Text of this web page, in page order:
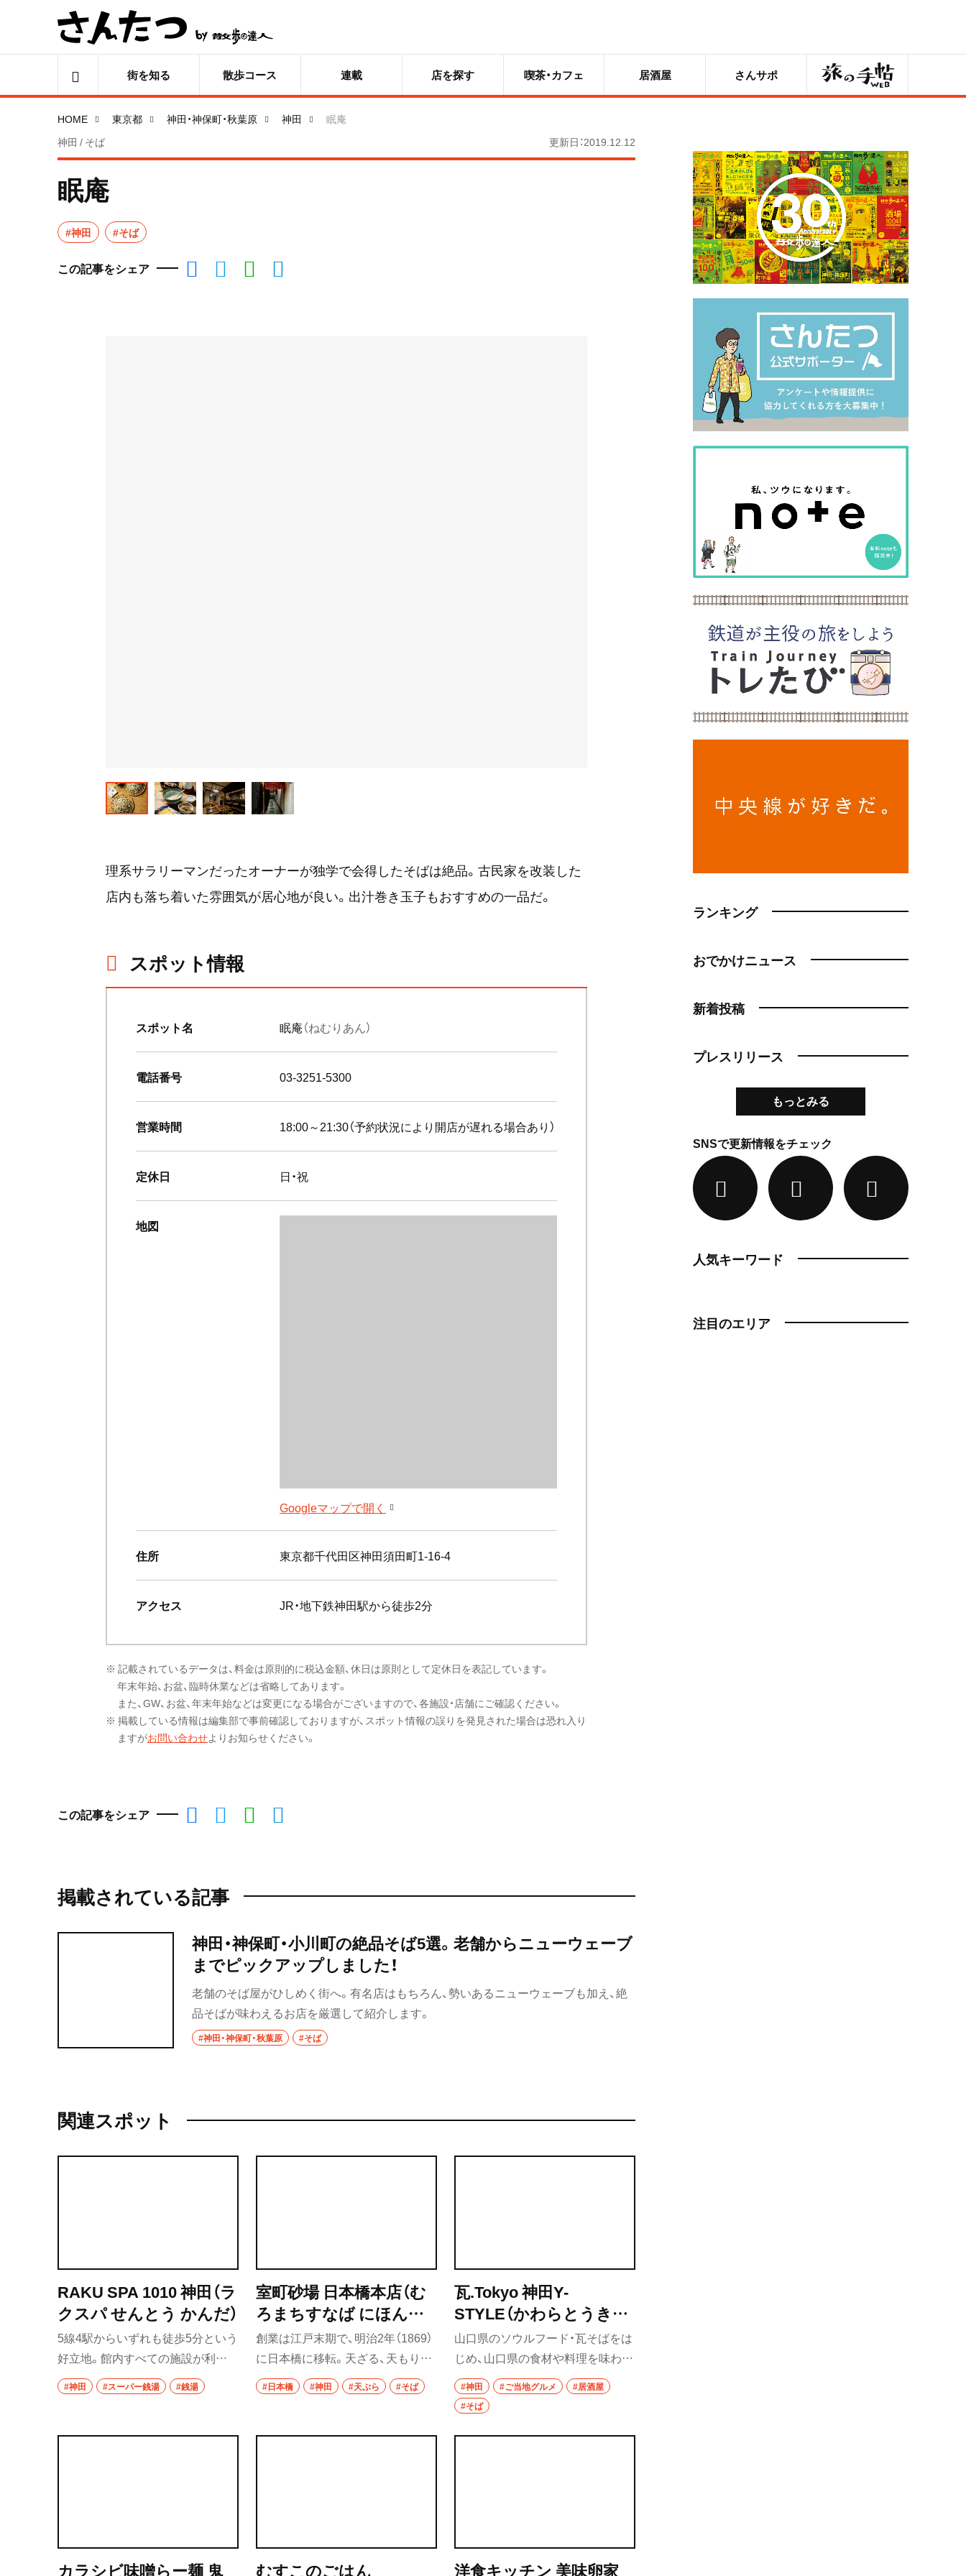
街を知る 散歩コース 連載 店を探す 喫茶・カフェ 居酒屋 さんサポ 旅の手帖
HOME 東京都 神田・神保町・秋葉原 神田
眠庵
神田 / そば
更新日：2019.12.12
眠庵
#神田 #そば
この記事をシェア
理系サラリーマンだったオーナーが独学で会得したそばは絶品。古民家を改装した
店内も落ち着いた雰囲気が居心地が良い。出汁巻き玉子もおすすめの一品だ。
スポット情報
スポット名 眠庵（ねむりあん）
電話番号 03-3251-5300
営業時間 18:00～21:30（予約状況により開店が遅れる場合あり）
定休日 日・祝
地図
Googleマップで開く
住所 東京都千代田区神田須田町1-16-4
アクセス JR・地下鉄神田駅から徒歩2分
※ 記載されているデータは、料金は原則的に税込金額、休日は原則として定休日を表記しています。
年末年始、お盆、臨時休業などは省略してあります。
また、GW、お盆、年末年始などは変更になる場合がございますので、各施設・店舗にご確認ください。
※ 掲載している情報は編集部で事前確認しておりますが、スポット情報の誤りを発見された場合は恐れ入り
ますがお問い合わせよりお知らせください。
この記事をシェア
掲載されている記事
神田・神保町・小川町の絶品そば5選。老舗からニューウェーブ
までピックアップしました！
老舗のそば屋がひしめく街へ。有名店はもちろん、勢いあるニューウェーブも加え、絶
品そばが味わえるお店を厳選して紹介します。
#神田・神保町・秋葉原 #そば
関連スポット
RAKU SPA 1010 神田（ラ
クスパ せんとう かんだ）
5線4駅からいずれも徒歩5分という
好立地。館内すべての施設が利用
できるRAKU SPAコースのほか、風
呂やサウナだけを利用するコース
て使い分けができる。多目的に利
#神田 #スーパー銭湯 #銭湯
室町砂場 日本橋本店（む
ろまちすなば にほんば
しほんてん）
創業は江戸末期で、明治2年（1869）
に日本橋に移転。天ざる、天もりが
発祥した店としても知られ、そばつ
ゆに浸った天ぷらとそばの絶妙な
めだ。
#日本橋 #神田 #天ぷら #そば
瓦.Tokyo 神田Y-
STYLE（かわらとうきょ
う かんだわいすたいる）
山口県のソウルフード・瓦そばをは
じめ、山口県の食材や料理を味わえ
る。瓦そばは、萩の甘口醤油や宇部
市の製麺所から仕入れる茶そばを
使った「山口STYLE」のほか、夜に
は関東好みの辛口醤油を使った
#神田 #ご当地グルメ
#居酒屋
#そば
カラシビ味噌らー麺 鬼 むすこのごはん 洋食キッチン 美味卵家
ランキング
おでかけニュース
新着投稿
プレスリリース
もっとみる
SNSで更新情報をチェック
人気キーワード
注目のエリア